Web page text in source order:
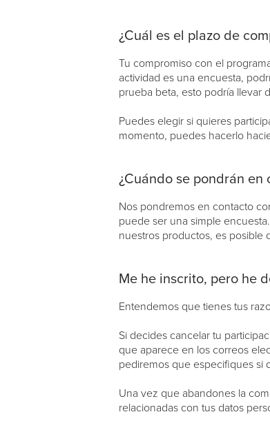
¿Cuál es el plazo de
Tu compromiso con el
actividad es una encuesta,
prueba beta, esto podría llevar
Puedes elegir si quieres
momento, puedes hacerlo
¿Cuándo se pondrán en
Nos pondremos en contacto
puede ser una simple
nuestros productos, es posible
Me he inscrito, pero he
Entendemos que tienes tus
Si decides cancelar tu
que aparece en los correos
pediremos que especifiques si
Una vez que abandones la
relacionadas con tus datos